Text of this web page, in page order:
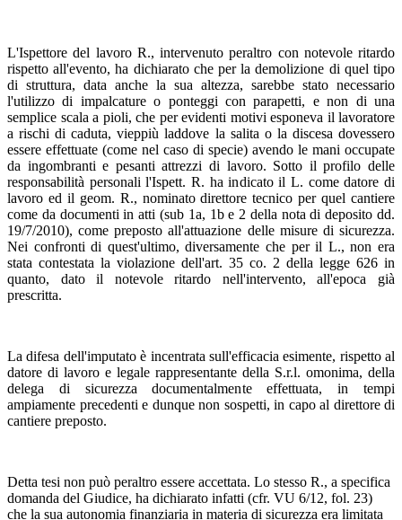
L'Ispettore del lavoro R., intervenuto peraltro con notevole ritardo
rispetto all'evento, ha dichiarato che per la demolizione di quel tipo
di struttura, data anche la sua altezza, sarebbe stato necessario
l'utilizzo di impalcature o ponteggi con parapetti, e non di una
semplice scala a pioli, che per evidenti motivi esponeva il lavoratore
a rischi di caduta, vieppiù laddove la salita o la discesa dovessero
essere effettuate (come nel caso di specie) avendo le mani occupate
da ingombranti e pesanti attrezzi di lavoro. Sotto il profilo delle
responsabilità personali l'Ispett. R. ha indicato il L. come datore di
lavoro ed il geom. R., nominato direttore tecnico per quel cantiere
come da documenti in atti (sub 1a, 1b e 2 della nota di deposito dd.
19/7/2010), come preposto all'attuazione delle misure di sicurezza.
Nei confronti di quest'ultimo, diversamente che per il L., non era
stata contestata la violazione dell'art. 35 co. 2 della legge 626 in
quanto, dato il notevole ritardo nell'intervento, all'epoca già
prescritta.
La difesa dell'imputato è incentrata sull'efficacia esimente, rispetto al
datore di lavoro e legale rappresentante della S.r.l. omonima, della
delega di sicurezza documentalmente effettuata, in tempi
ampiamente precedenti e dunque non sospetti, in capo al direttore di
cantiere preposto.
Detta tesi non può peraltro essere accettata. Lo stesso R., a specifica
domanda del Giudice, ha dichiarato infatti (cfr. VU 6/12, fol. 23)
che la sua autonomia finanziaria in materia di sicurezza era limitata